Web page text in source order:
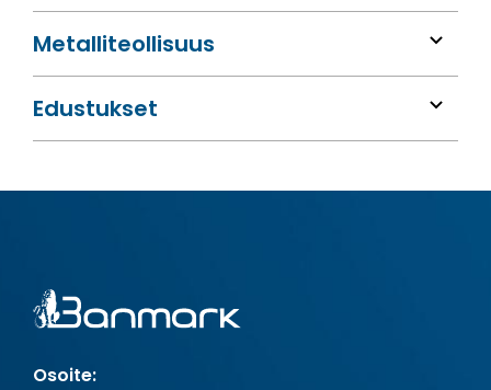
Metalli­teollisuus
Edustukset
Osoite: